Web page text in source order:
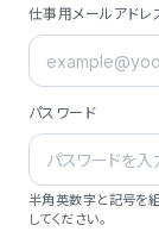
仕事用メールアドレ
パスワード
半角英数字と記号を
してください。